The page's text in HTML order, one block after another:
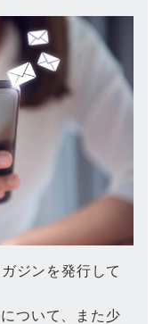
ジンを発行して
ついて、また少